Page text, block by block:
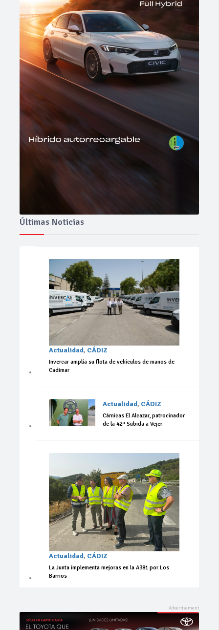
Últimas Noticias
Actualidad, CÁDIZ
Invercar amplía su flota de vehículos de manos de
Cadimar
Actualidad, CÁDIZ
Cárnicas El Alcazar, patrocinador
de la 42ª Subida a Vejer
Actualidad, CÁDIZ
La Junta implementa mejoras en la A381 por Los
Barrios